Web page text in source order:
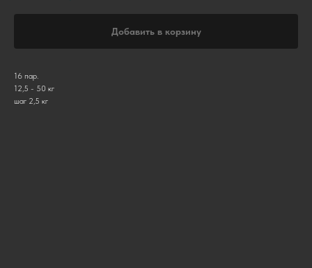
Добавить в корзину
16 пар.
12,5 - 50 кг
шаг 2,5 кг